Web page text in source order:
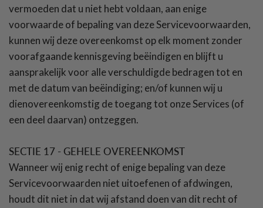
vermoeden dat u niet hebt voldaan, aan enige
voorwaarde of bepaling van deze Servicevoorwaarden,
kunnen wij deze overeenkomst op elk moment zonder
voorafgaande kennisgeving beëindigen en blijft u
aansprakelijk voor alle verschuldigde bedragen tot en
met de datum van beëindiging; en/of kunnen wij u
dienovereenkomstig de toegang tot onze Services (of
een deel daarvan) ontzeggen.
SECTIE 17 - GEHELE OVEREENKOMST
Wanneer wij enig recht of enige bepaling van deze
Servicevoorwaarden niet uitoefenen of afdwingen,
houdt dit niet in dat wij afstand doen van dit recht of